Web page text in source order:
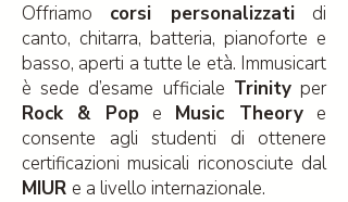
Offriamo corsi personalizzatidi
canto, chitarra, batteria, pianoforte e
basso, aperti a tutte le età. Immusicart
è sede d’esame ufficiale Trinityper
Rock & Pope Music Theorye
consente agli studenti di ottenere
certificazioni musicali riconosciute dal
MIUR e a livello internazionale.